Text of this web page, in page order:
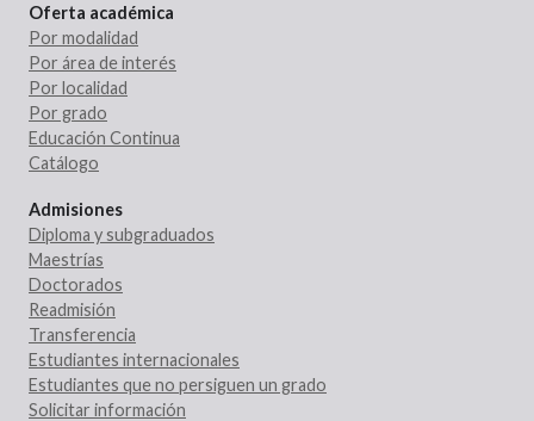
Oferta académica
Por modalidad
Por área de interés
Por localidad
Por grado
Educación Continua
Catálogo
Admisiones
Diploma y subgraduados
Maestrías
Doctorados
Readmisión
Transferencia
Estudiantes internacionales
Estudiantes que no persiguen un grado
Solicitar información